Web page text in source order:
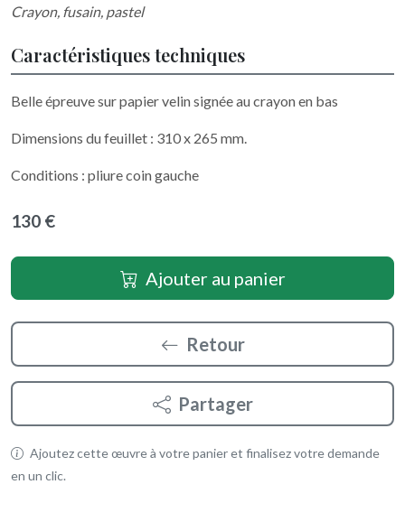
Crayon, fusain, pastel
Caractéristiques techniques
Belle épreuve sur papier velin signée au crayon en bas
Dimensions du feuillet : 310 x 265 mm.
Conditions : pliure coin gauche
130 €
Ajouter au panier
Retour
Partager
Ajoutez cette œuvre à votre panier et finalisez votre demande
en un clic.